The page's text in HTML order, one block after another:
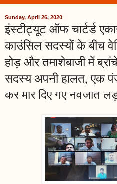
Sunday, April 26, 2020
इंस्टीट्यूट ऑफ चार्टर्ड
काउंसिल सदस्यों के बीच
होड़ और तमाशेबाजी में
सदस्य अपनी हालत, एक
कर मार दिए गए नवजात